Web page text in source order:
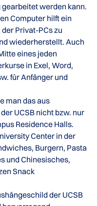
werden kann.
Computer hilft ein
Privat-PCs zu
wiederherstellt. Auch
eines jeden
in Exel, Word,
für Anfänger und
man das aus
UCSB nicht bzw. nur
Residence Halls.
Center in der
Burgern, Pasta
und Chinesisches,
Snack
der UCSB